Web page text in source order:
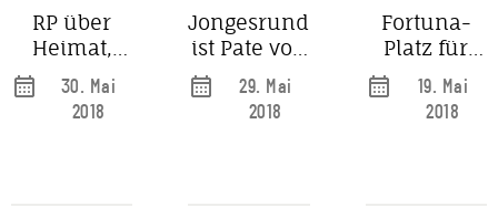
RP über
Heimat,
Liebe,
Rheinland
30. Mai
2018
Jongesrunde
ist Pate von
Mutter Ey
29. Mai
2018
Fortuna-
Platz für
Düsseldorf
19. Mai
2018